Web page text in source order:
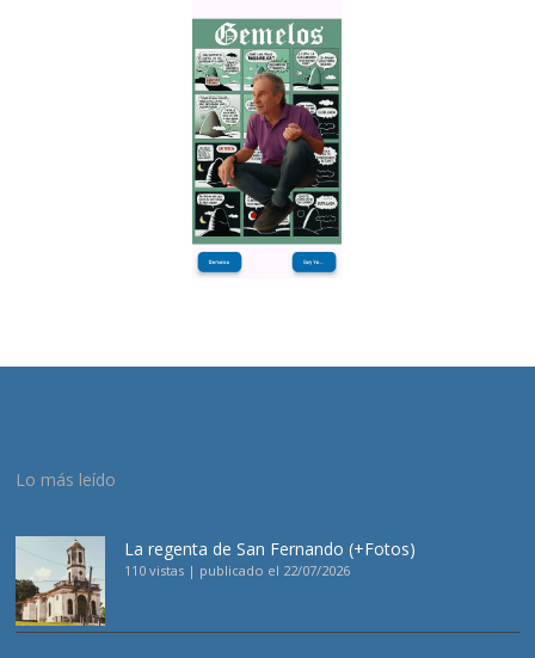
Lo más leído
La regenta de San Fernando (+Fotos)
110 vistas | publicado el 22/07/2026